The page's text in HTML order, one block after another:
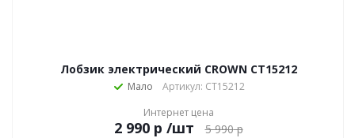
Лобзик электрический CROWN CT15212
Мало
Артикул: CT15212
Интернет цена
р /шт 5 990р